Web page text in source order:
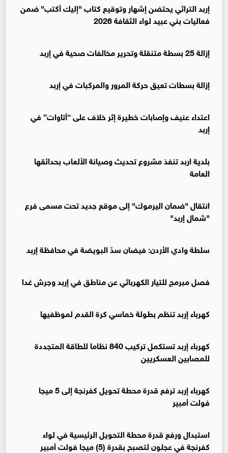
إربد التراثي يحتضن إشهار وتوقيع كتاب "إليك أكتب" ضمن
فعاليات بني عبيد لواء الثقافة 2026
إزالة 25 بسطة متنقلة وتحرير مخالفات صحية في إربد
إزالة بسطات تعيق حركة المرور والمركبات في إربد
اعتداء عنيف وإصابات خطيرة إثر خلاف على “أتاوات” في
إربد
بلدية اربد تنفذ مشروع تحديث وصيانة الألعاب بحدائقها
العامة
انتقال "ضمان اليرموك" إلى موقع جديد تحت مسمى فرع
"شمال إربد"
سلطة وادي الأردن: فيضان سدّ البويضة في محافظة إربد
فصل مبرمج للتيار الكهربائي عن مناطق في إربد وجرش غدا
كهرباء إربد تنظم بطولة خماسي كرة القدم لموظفيها
كهرباء إربد تستكمل تركيب 840 نظاما للطاقة المتجددة
للمصابين العسكريين
كهرباء إربد ترفع قدرة محطة تحويل كفرنجة إلى 5 ميجا
فولت أمبير
استبدال ورفع قدرة محطة التحويل الرئيسية في لواء
كفرنجة في عجلون لتصبح بقدرة (5) ميجا فولت أمبير